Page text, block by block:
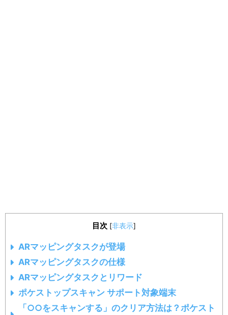
目次 [非表示]
ARマッピングタスクが登場
ARマッピングタスクの仕様
ARマッピングタスクとリワード
ポケストップスキャン サポート対象端末
「○○をスキャンする」のクリア方法は？ポケスト